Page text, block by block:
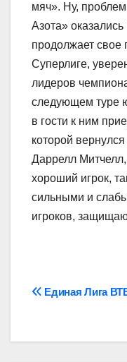
мяч». Ну,
Азота»
продолжает свое
Суперлиге,
лидеров
следующем туре
в гости к ним
которой
Даррелл
хороший игрок,
сильными и
игроков,
Единая Лига